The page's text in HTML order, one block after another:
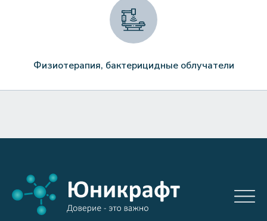
Физиотерапия, бактерицидные облучатели